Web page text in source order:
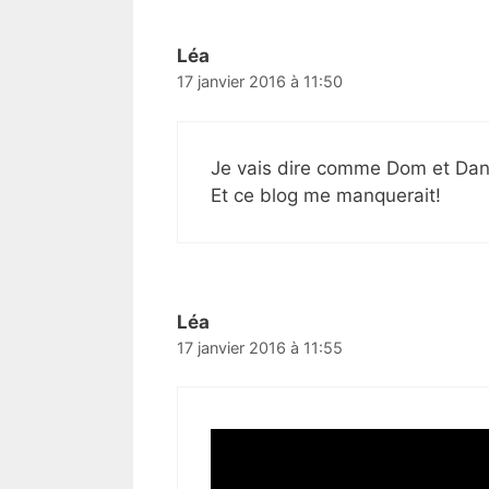
Léa
17 janvier 2016 à 11:50
Je vais dire comme Dom et
Et ce blog me manquerait!
Léa
17 janvier 2016 à 11:55